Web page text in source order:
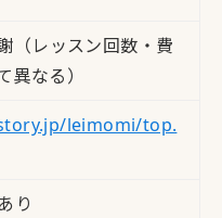
（レッスン回数・費
異なる）
leimomi/top.
り